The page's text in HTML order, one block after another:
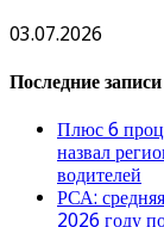
03.07.2026
Последние записи
Плюс 6
назвал
водителей
РСА:
2026 году